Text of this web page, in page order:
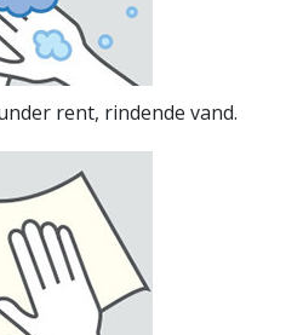
rent, rindende vand.